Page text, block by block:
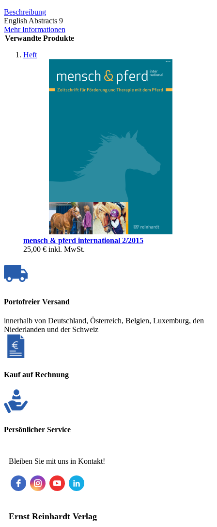
Beschreibung
English Abstracts 9
Mehr Informationen
Verwandte Produkte
Heft
mensch & pferd international 2/2015
25,00 € inkl. MwSt.
Portofreier Versand
innerhalb von Deutschland, Österreich, Belgien, Luxemburg, den
Niederlanden und der Schweiz
Kauf auf Rechnung
Persönlicher Service
Bleiben Sie mit uns in Kontakt!
Ernst Reinhardt Verlag